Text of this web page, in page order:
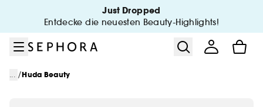
Just Dropped
Entdecke die neuesten Beauty-Highlights!
... /Huda Beauty